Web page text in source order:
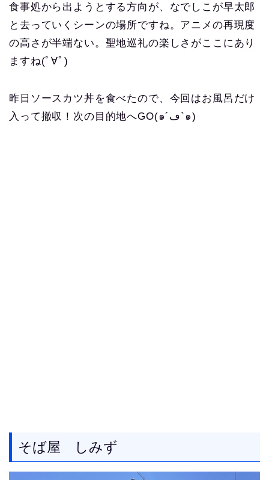
食事処から出ようとする方向が、なでしこが早太郎
と去っていくシーンの場所ですね。アニメの再現度
の高さが半端ない。聖地巡礼の楽しさがここにあり
ますね(ﾟ∀ﾟ)
昨日ソースカツ丼を食べたので、今回はお風呂だけ
入って撤収！次の目的地へGO(๑´ڡ`๑)
そば屋 しみず